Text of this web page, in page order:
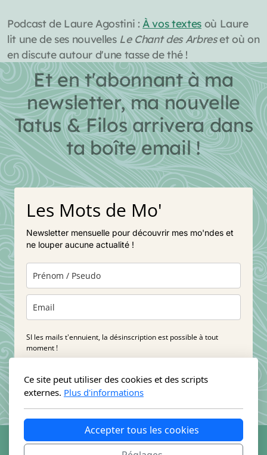
Podcast de Laure Agostini : À vos textesoù Laure
lit une de ses nouvelles Le Chant des Arbreset où on
en discute autour d'une tasse de thé !
Et en t'abonnant à ma
newsletter, ma nouvelle
Tatus & Filos arrivera dans
ta boîte email !
Les Mots de Mo'
Newsletter mensuelle pour découvrir mes mo'ndes et
ne louper aucune actualité !
SI les mails t'ennuient, la désinscription est possible à tout
moment !
Ce site peut utiliser des cookies et des scripts
externes. Plus d'informations
Accepter tous les cookies